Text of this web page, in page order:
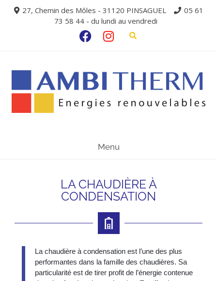
27, Chemin des Môles - 31120 PINSAGUEL
05 61
73 58 44 - du lundi au vendredi
Menu
LA CHAUDIÈRE À
CONDENSATION
La chaudière à condensation est l’une des plus
performantes dans la famille des chaudières. Sa
particularité est de tirer profit de l’énergie contenue